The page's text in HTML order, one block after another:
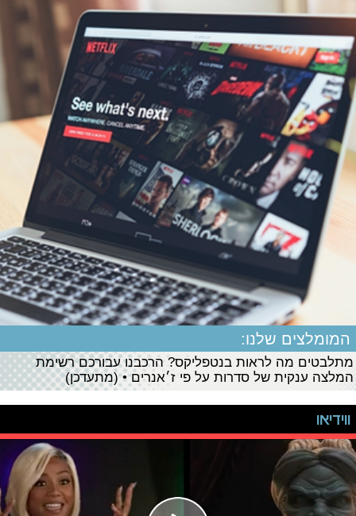
המומלצים שלנו:
מתלבטים מה לראות בנטפליקס? הרכבנו עבורכם רשימת
המלצה ענקית של סדרות על פי ז׳אנרים • (מתעדכן)
ווידיאו